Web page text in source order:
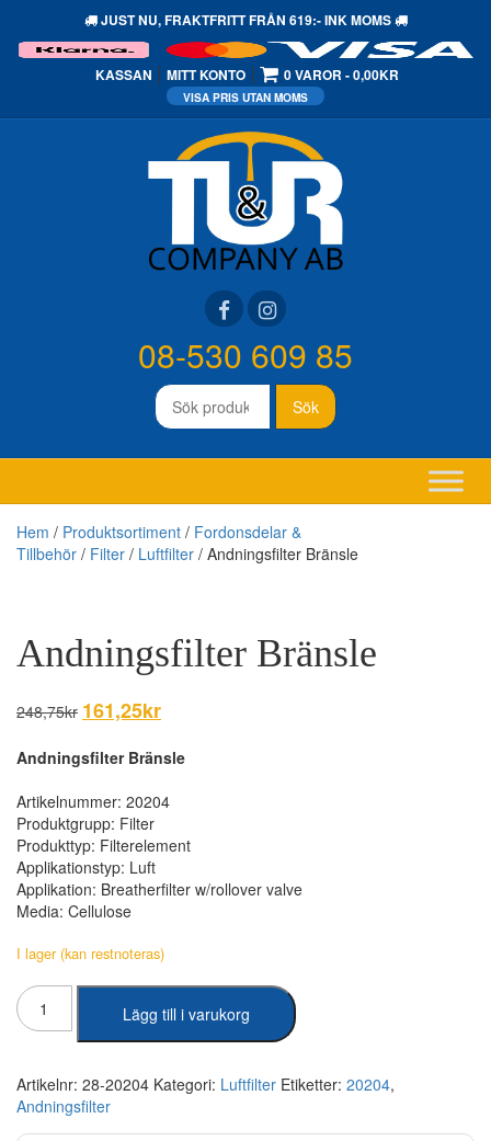
JUST NU,FRAKTFRITTFRÅN 619:- INK MOMS
KASSAN MITT KONTO 0 VAROR 0,00KR
Sök
efter:
Sök
08-530 609 85
Hem / Produktsortiment / Fordonsdelar &
Tillbehör / Filter / Luftfilter / Andningsfilter Bränsle
Andningsfilter Bränsle
248,75kr Det
ursprungliga
priset
248,75kr.
161,25krDet
priset
161,25kr.
Andningsfilter Bränsle
Artikelnummer: 20204
Produktgrupp: Filter
Produkttyp: Filterelement
Applikationstyp: Luft
Applikation: Breatherfilter w/rollover valve
Media: Cellulose
I lager (kan restnoteras)
Andningsfilter
Bränsle
mängd
Lägg till i varukorg
Artikelnr: 28-20204 Kategori: Luftfilter Etiketter: 20204,
Andningsfilter